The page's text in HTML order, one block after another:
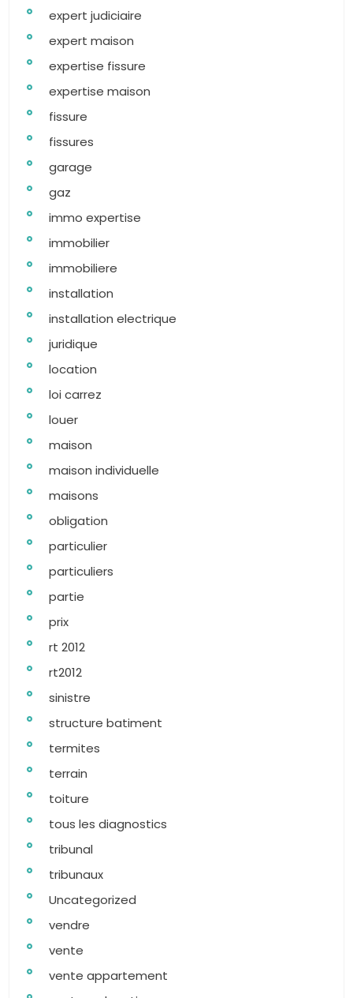
expert judiciaire
expert maison
expertise fissure
expertise maison
fissure
fissures
garage
gaz
immo expertise
immobilier
immobiliere
installation
installation electrique
juridique
location
loi carrez
louer
maison
maison individuelle
maisons
obligation
particulier
particuliers
partie
prix
rt 2012
rt2012
sinistre
structure batiment
termites
terrain
toiture
tous les diagnostics
tribunal
tribunaux
Uncategorized
vendre
vente
vente appartement